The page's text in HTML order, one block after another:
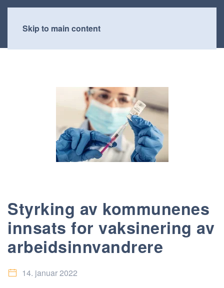
Skip to main content
Styrking av kommunenes
innsats for vaksinering av
arbeidsinnvandrere
14. januar 2022